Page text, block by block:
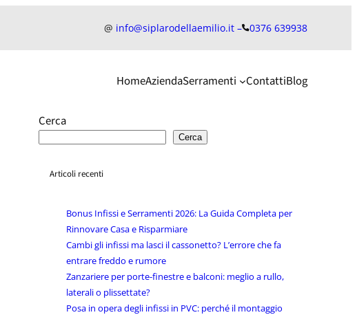
@ info@siplarodellaemilio.it – 0376 639938
HomeAziendaSerramenti ContattiBlog
Cerca
Cerca
Articoli recenti
Bonus Infissi e Serramenti 2026: La Guida Completa per
Rinnovare Casa e Risparmiare
Cambi gli infissi ma lasci il cassonetto? L’errore che fa
entrare freddo e rumore
Zanzariere per porte-finestre e balconi: meglio a rullo,
laterali o plissettate?
Posa in opera degli infissi in PVC: perché il montaggio